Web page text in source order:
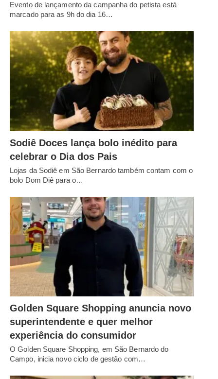
Evento de lançamento da campanha do petista está
marcado para as 9h do dia 16…
Sodiê Doces lança bolo inédito para
celebrar o Dia dos Pais
Lojas da Sodiê em São Bernardo também contam com o
bolo Dom Diê para o…
Golden Square Shopping anuncia novo
superintendente e quer melhor
experiência do consumidor
O Golden Square Shopping, em São Bernardo do
Campo, inicia novo ciclo de gestão com…